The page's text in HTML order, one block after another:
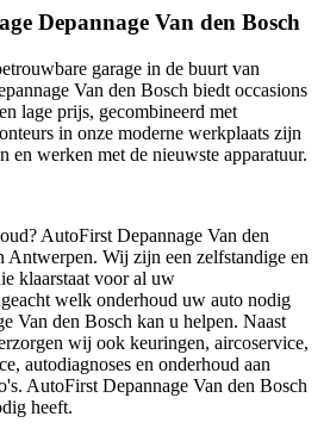
Depannage Van den Bosch
garage in de buurt van
Van den Bosch biedt occasions
lage prijs, gecombineerd met
in onze moderne werkplaats zijn
en werken met de nieuwste apparatuur.
AutoFirst Depannage Van den
Antwerpen. Wij zijn een zelfstandige en
klaarstaat voor al uw
welk onderhoud uw auto nodig
Van den Bosch kan u helpen. Naast
wij ook keuringen, aircoservice,
autodiagnoses en onderhoud aan
AutoFirst Depannage Van den Bosch
heeft.